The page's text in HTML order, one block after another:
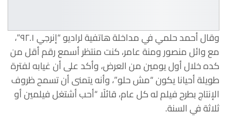
وقال أحمد حلمي في مداخلة هاتفية لراديو “إنرجي ٩٢.١”،
مع وائل منصور ومنة عامر، كنت منتظر أسمع رقم أقل من
كده خلال أول يومين من العرض، وأكد على أن غيابه لفترة
طويلة أحيانا يكون “مش حلو”، وأنه يتمنى أن تسمح ظروف
الإنتاج بطرح فيلم له كل عام، قائلًا “أحب أشتغل فيلمين أو
ثلاثة في السنة.